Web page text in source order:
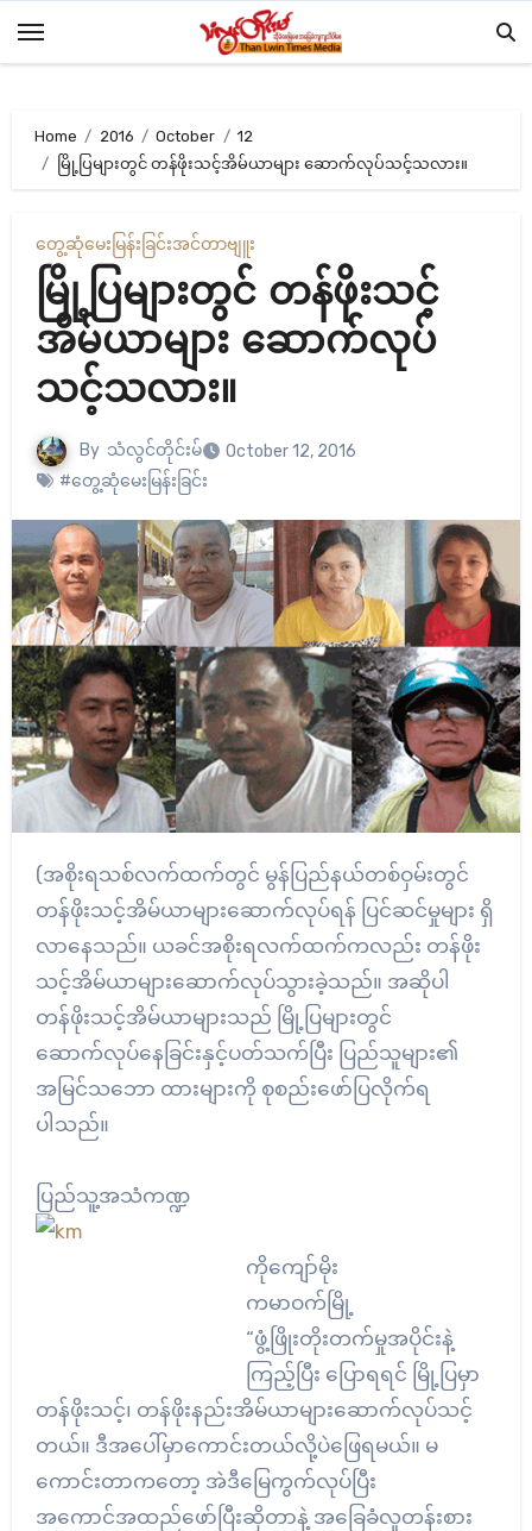
Home 2016 October
12
မြို့ပြများတွင် တန်ဖိုးသင့်အိမ်ယာများ ဆောက်လုပ်သင့်သလား။
တွေ့ဆုံမေးမြန်းခြင်းအင်တာဗျူး
မြို့ပြများတွင် တန်ဖိုးသင့်
အိမ်ယာများ ဆောက်လုပ်
သင့်သလား။
By သံလွင်တိုင်းမ်
October 12, 2016
#တွေ့ဆုံမေးမြန်းခြင်း
(အစိုးရသစ်လက်ထက်တွင် မွန်ပြည်နယ်တစ်ဝှမ်းတွင်
တန်ဖိုးသင့်အိမ်ယာများဆောက်လုပ်ရန် ပြင်ဆင်မှုများ ရှိ
လာနေသည်။ ယခင်အစိုးရလက်ထက်ကလည်း တန်ဖိုး
သင့်အိမ်ယာများဆောက်လုပ်သွားခဲ့သည်။ အဆိုပါ
တန်ဖိုးသင့်အိမ်ယာများသည် မြို့ပြများတွင်
ဆောက်လုပ်နေခြင်းနှင့်ပတ်သက်ပြီး ပြည်သူများ၏
အမြင်သဘော ထားများကို စုစည်းဖော်ပြလိုက်ရ
ပါသည်။
ပြည်သူ့အသံကဏ္ဍ
ကိုကျော်မိုး
ကမာဝက်မြို့
“ဖွံ့ဖြိုးတိုးတက်မှုအပိုင်းနဲ့
ကြည့်ပြီး ပြောရရင် မြို့ပြမှာ
တန်ဖိုးသင့်၊ တန်ဖိုးနည်းအိမ်ယာများဆောက်လုပ်သင့်
တယ်။ ဒီအပေါ်မှာကောင်းတယ်လို့ပဲဖြေရမယ်။ မ
ကောင်းတာကတော့ အဲဒီမြေကွက်လုပ်ပြီး
အကောင်အထည်ဖော်ပြီးဆိုတာနဲ့ အခြေခံလူတန်းစား